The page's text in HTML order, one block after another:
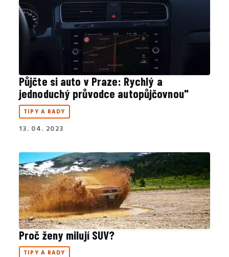
Půjčte si auto v Praze: Rychlý a
jednoduchý průvodce autopůjčovnou"
TIPY A RADY
13. 04. 2023
Proč ženy milují SUV?
TIPY A RADY